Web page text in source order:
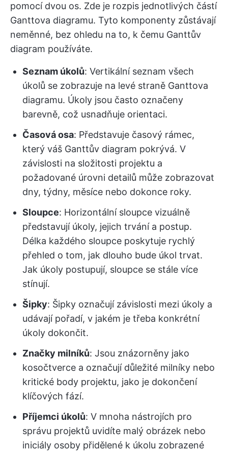
pomocí dvou os. Zde je rozpis jednotlivých částí
Ganttova diagramu. Tyto komponenty zůstávají
neměnné, bez ohledu na to, k čemu Ganttův
diagram používáte.
Seznam úkolů: Vertikální seznam všech
úkolů se zobrazuje na levé straně Ganttova
diagramu. Úkoly jsou často označeny
barevně, což usnadňuje orientaci.
Časová osa: Představuje časový rámec,
který váš Ganttův diagram pokrývá. V
závislosti na složitosti projektu a
požadované úrovni detailů může zobrazovat
dny, týdny, měsíce nebo dokonce roky.
Sloupce: Horizontální sloupce vizuálně
představují úkoly, jejich trvání a postup.
Délka každého sloupce poskytuje rychlý
přehled o tom, jak dlouho bude úkol trvat.
Jak úkoly postupují, sloupce se stále více
stínují.
Šipky: Šipky označují závislosti mezi úkoly a
udávají pořadí, v jakém je třeba konkrétní
úkoly dokončit.
Značky milníků: Jsou znázorněny jako
kosočtverce a označují důležité milníky nebo
kritické body projektu, jako je dokončení
klíčových fází.
Příjemci úkolů: V mnoha nástrojích pro
správu projektů uvidíte malý obrázek nebo
iniciály osoby přidělené k úkolu zobrazené